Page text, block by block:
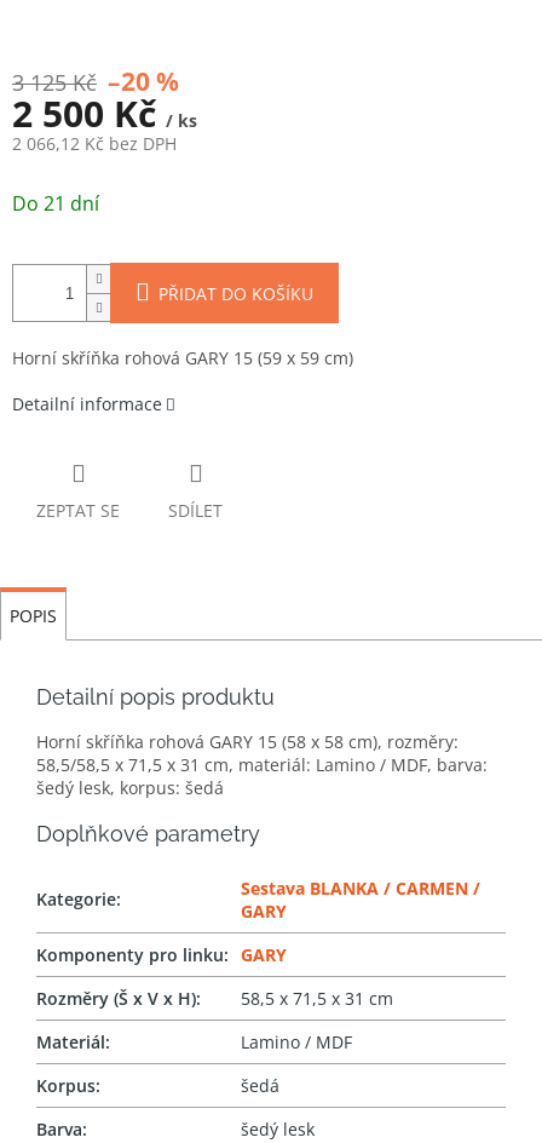
3 125 Kč –20 %
2 500 Kč / ks
2 066,12 Kč bez DPH
cena:
Do 21 dní
PŘIDAT DO KOŠÍKU
Horní skříňka rohová GARY 15 (59 x 59 cm)
Detailní informace
ZEPTAT SE SDÍLET
POPIS
Detailní popis produktu
Horní skříňka rohová GARY 15 (58 x 58 cm), rozměry:
58,5/58,5 x 71,5 x 31 cm, materiál: Lamino / MDF, barva:
šedý lesk, korpus: šedá
Doplňkové parametry
Kategorie:
Sestava BLANKA / CARMEN /
GARY
Komponenty pro linku: GARY
Rozměry (Š x V x H):
58,5 x 71,5 x 31 cm
Materiál:
Lamino / MDF
Korpus:
šedá
Barva:
šedý lesk